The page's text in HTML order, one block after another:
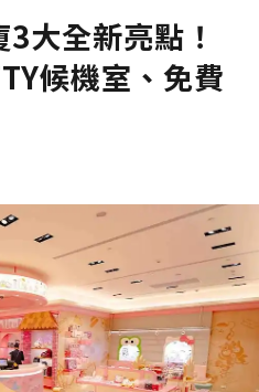
大全新亮點！
候機室、免費